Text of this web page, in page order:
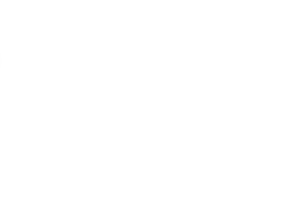
aos favoritos